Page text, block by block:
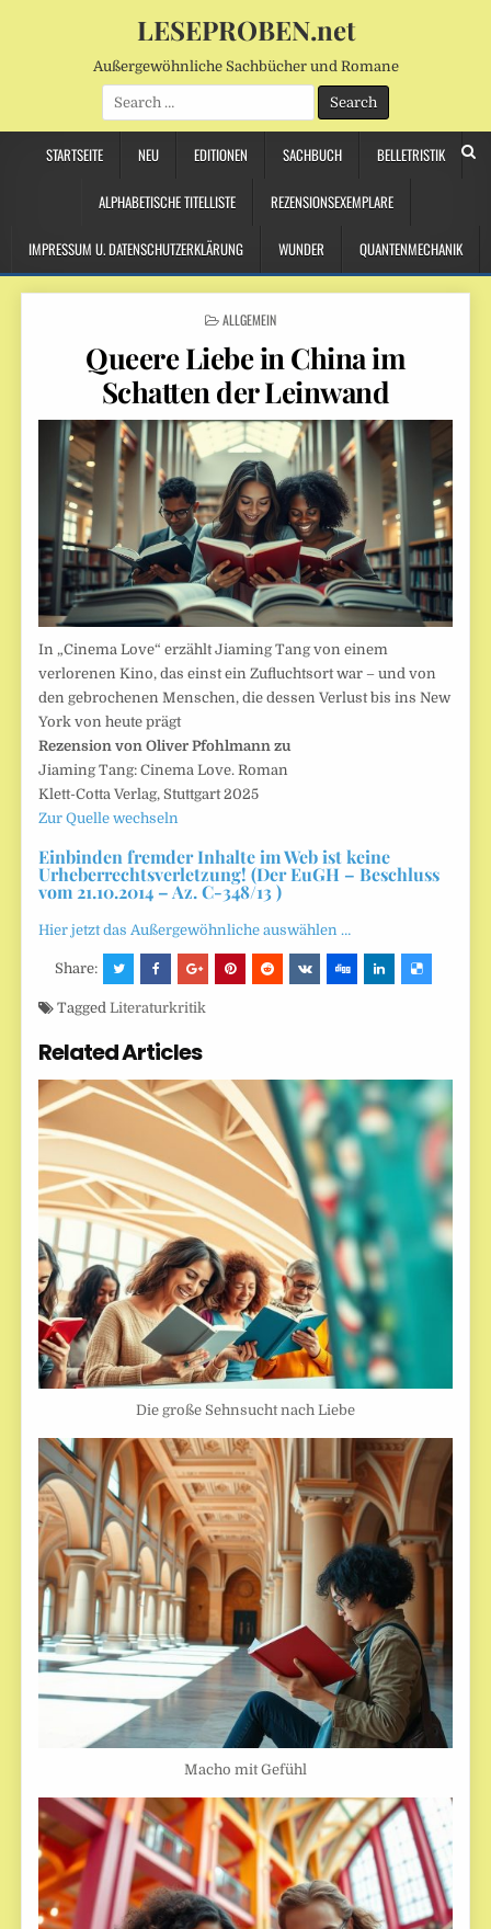
LESEPROBEN.net
Außergewöhnliche Sachbücher und Romane
Search
for:
STARTSEITE NEU EDITIONEN SACHBUCH BELLETRISTIK
ALPHABETISCHE TITELLISTE REZENSIONSEXEMPLARE
IMPRESSUM U. DATENSCHUTZERKLÄRUNG WUNDER QUANTENMECHANIK
POSTED
ALLGEMEIN
Queere Liebe in China im
Schatten der Leinwand
In „Cinema Love“ erzählt Jiaming Tang von einem
verlorenen Kino, das einst ein Zufluchtsort war – und von
den gebrochenen Menschen, die dessen Verlust bis ins New
York von heute prägt
Rezension von Oliver Pfohlmann zu
Jiaming Tang: Cinema Love. Roman
Klett-Cotta Verlag, Stuttgart 2025
Zur Quelle wechseln
Einbinden fremder Inhalte im Web ist keine
Urheberrechtsverletzung! (Der EuGH – Beschluss
vom 21.10.2014 – Az. C-348/13 )
Hier jetzt das Außergewöhnliche auswählen …
Share:
TaggedLiteraturkritik
Related Articles
Die große Sehnsucht nach Liebe
Macho mit Gefühl